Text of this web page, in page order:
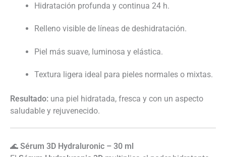
Hidratación profunda y continua 24 h.
Relleno visible de líneas de deshidratación.
Piel más suave, luminosa y elástica.
Textura ligera ideal para pieles normales o mixtas.
Resultado: una piel hidratada, fresca y con un aspecto
saludable y rejuvenecido.
🌊 Sérum 3D Hydraluronic – 30 ml